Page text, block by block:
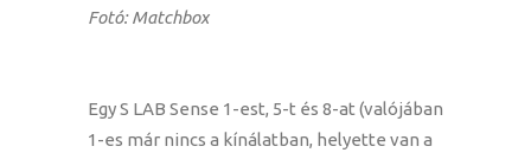
Fotó: Matchbox
Egy S LAB Sense 1-est, 5-t és 8-at (valójában
1-es már nincs a kínálatban, helyette van a